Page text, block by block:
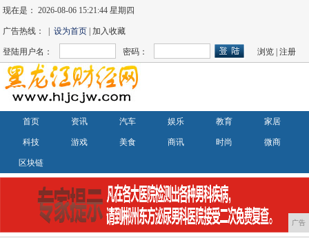
现在是：2026-08-06 15:21:44 星期四
广告热线： |设为首页 | 加入收藏
登陆用户名： 密码： 浏览 |注册
首页 资讯 汽车 娱乐 教育 家居
科技 游戏 美食 商讯 时尚 微商
区块链
广告